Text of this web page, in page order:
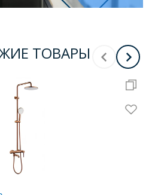
ТОВАРЫ